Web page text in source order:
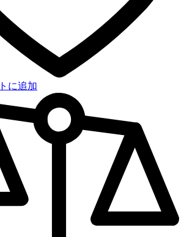
に追加